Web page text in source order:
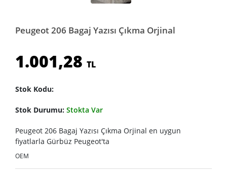
Peugeot 206 Bagaj Yazısı Çıkma Orjinal
1.001,28 TL
Stok Kodu:
Stok Durumu: Stokta Var
Peugeot 206 Bagaj Yazısı Çıkma Orjinal en uygun
fiyatlarla Gürbüz Peugeot'ta
OEM